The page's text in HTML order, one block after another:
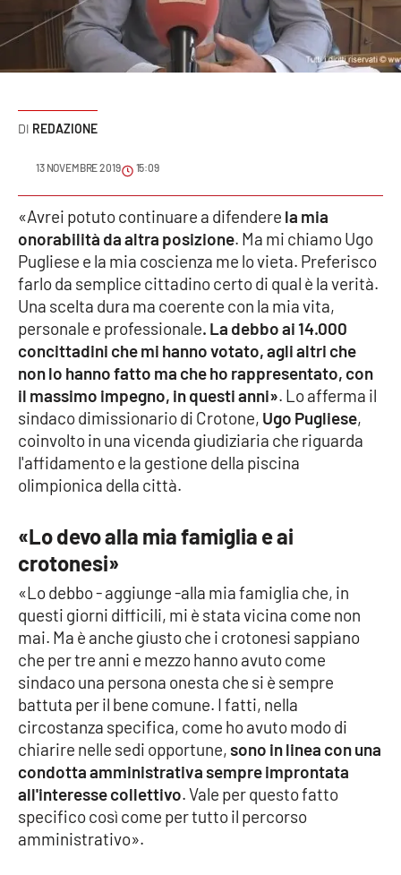
Sanità
Sport
Meteo
Editoriali
VIDEO
Ambiente
Cronaca
Cultura
Economia e Lavoro
Politica
Sanità
Società
Sport
RUBRICHE
Good Morning Vietnam
Parchi Marini Calabria
REDAZIONE
13 NOVEMBRE 2019 15:09
«Avrei potuto continuare a difendere la mia
onorabilità da altra posizione. Ma mi chiamo Ugo
Pugliese e la mia coscienza me lo vieta. Preferisco
farlo da semplice cittadino certo di qual è la verità.
Una scelta dura ma coerente con la mia vita,
personale e professionale. La debbo ai 14.000
concittadini che mi hanno votato, agli altri che
non lo hanno fatto ma che ho rappresentato, con
il massimo impegno, in questi anni». Lo afferma il
sindaco dimissionario di Crotone, Ugo Pugliese,
coinvolto in una vicenda giudiziaria che riguarda
l'affidamento e la gestione della piscina
olimpionica della città.
«Lo devo alla mia famiglia e ai
crotonesi»
«Lo debbo - aggiunge -alla mia famiglia che, in
questi giorni difficili, mi è stata vicina come non
mai. Ma è anche giusto che i crotonesi sappiano
che per tre anni e mezzo hanno avuto come
sindaco una persona onesta che si è sempre
battuta per il bene comune. I fatti, nella
circostanza specifica, come ho avuto modo di
chiarire nelle sedi opportune,sono in linea con una
condotta amministrativa sempre improntata
all'interesse collettivo. Vale per questo fatto
specifico così come per tutto il percorso
amministrativo».